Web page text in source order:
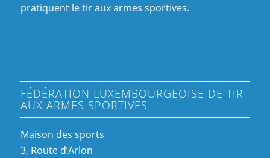
pratiquent le tir aux armes sportives.
FÉDÉRATION LUXEMBOURGEOISE DE TIR
AUX ARMES SPORTIVES
Maison des sports
3, Route d’Arlon